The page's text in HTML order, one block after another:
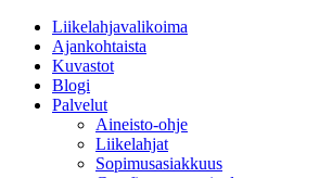
Liikelahjavalikoima
Ajankohtaista
Kuvastot
Blogi
Palvelut
Aineisto-ohje
Liikelahjat
Sopimusasiakkuus